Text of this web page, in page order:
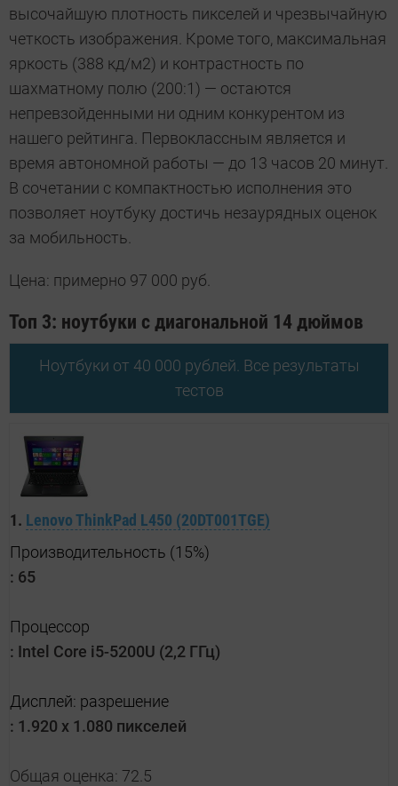
высочайшую плотность пикселей и чрезвычайную
четкость изображения. Кроме того, максимальная
яркость (388 кд/м2) и контрастность по
шахматному полю (200:1) — остаются
непревзойденными ни одним конкурентом из
нашего рейтинга. Первоклассным является и
время автономной работы — до 13 часов 20 минут.
В сочетании с компактностью исполнения это
позволяет ноутбуку достичь незаурядных оценок
за мобильность.
Цена: примерно 97 000 руб.
Топ 3: ноутбуки с диагональной 14 дюймов
Ноутбуки от 40 000 рублей. Все результаты
тестов
1. Lenovo ThinkPad L450 (20DT001TGE)
Производительность (15%)
: 65
Процессор
: Intel Core i5-5200U (2,2 ГГц)
Дисплей: разрешение
: 1.920 x 1.080 пикселей
Общая оценка: 72.5